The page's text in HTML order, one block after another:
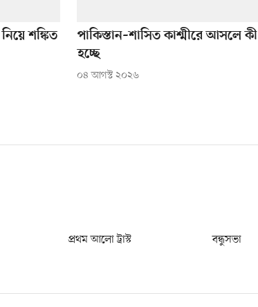
নিয়ে শঙ্কিত
পাকিস্তান–শাসিত কাশ্মীরে আসলে কী
হচ্ছে
০৪ আগস্ট ২০২৬
প্রথম আলো ট্রাস্ট বন্ধুসভা